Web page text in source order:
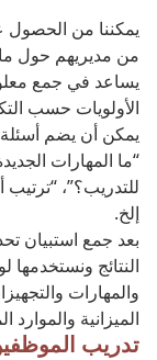
يمكننا من الحصول
من مديريهم حول
يساعد في جمع
الأولويات حسب
يمكن أن يضم أسئلة
“ما المهارات
للتدريب؟”، “ترتيب
إلخ.
بعد جمع استبيان
النتائج
والمهارات
الميزانية والموارد
تدريب